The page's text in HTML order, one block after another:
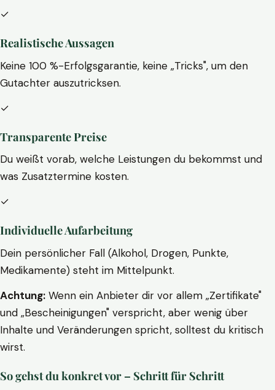
✓
Realistische Aussagen
Keine 100 %-Erfolgsgarantie, keine „Tricks", um den
Gutachter auszutricksen.
✓
Transparente Preise
Du weißt vorab, welche Leistungen du bekommst und
was Zusatztermine kosten.
✓
Individuelle Aufarbeitung
Dein persönlicher Fall (Alkohol, Drogen, Punkte,
Medikamente) steht im Mittelpunkt.
Achtung: Wenn ein Anbieter dir vor allem „Zertifikate"
und „Bescheinigungen" verspricht, aber wenig über
Inhalte und Veränderungen spricht, solltest du kritisch
wirst.
So gehst du konkret vor – Schritt für Schritt